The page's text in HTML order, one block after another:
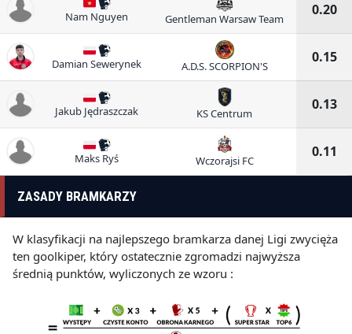
Nam Nguyen Gentleman Warsaw Team
0.20
Damian Sewerynek A.D.S. SCORPION'S
0.15
Jakub Jędraszczak KS Centrum
0.13
Maks Ryś Wczorajsi FC
0.11
ZASADY BRAMKARZY
W klasyfikacji na najlepszego bramkarza danej Ligi zwycięża
ten goolkiper, który ostatecznie zgromadzi najwyższa
średnią punktów, wyliczonych ze wzoru :